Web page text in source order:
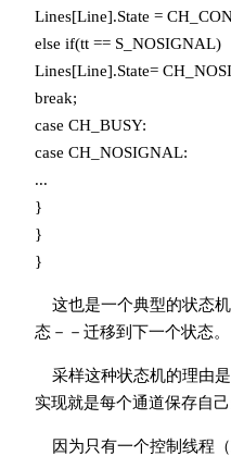
Lines[Line].State =
else if(tt == S_NOSIGNAL)
Lines[Line].State=
break;
case CH_BUSY:
case CH_NOSIGNAL:
...
}
}
}
这也是一个典型的状态
态－－迁移到下一个状态。
采样这种状态机的理由
实现就是每个通道保存自
因为只有一个控制线程